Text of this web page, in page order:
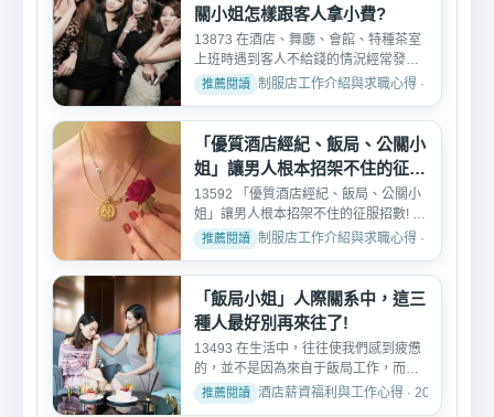
關小姐怎樣跟客人拿小費?
13873 在酒店、舞廳、會館、特種茶室
上班時遇到客人不給錢的情況經常發
生，辛辛苦苦喝了很多酒，...
制服店工作介紹與求職心得 · 2026-03-
「優質酒店經紀、飯局、公關小
姐」讓男人根本招架不住的征服
招數!
13592 「優質酒店經紀、飯局、公關小
姐」讓男人根本招架不住的征服招數! 十
二星座女如何征服另一...
制服店工作介紹與求職心得 · 2026-03-
「飯局小姐」人際關系中，這三
種人最好別再來往了!
13493 在生活中，往往使我們感到疲憊
的，並不是因為來自于飯局工作，而是
很多的無效飯局約。它會...
酒店薪資福利與工作心得 · 2026-03-05